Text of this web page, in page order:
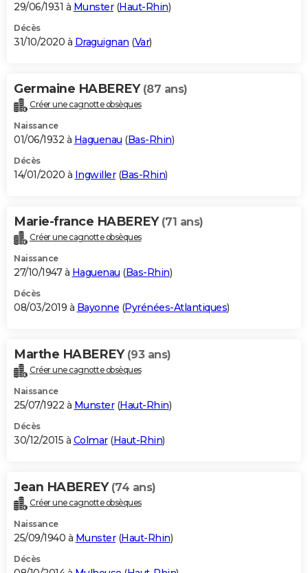
29/06/1931 à Munster(Haut-Rhin)
Décès
31/10/2020 à Draguignan (Var)
Germaine HABEREY (87 ans)
Créer une cagnotte obsèques
Naissance
01/06/1932 à Haguenau (Bas-Rhin)
Décès
14/01/2020 à Ingwiller(Bas-Rhin)
Marie-france HABEREY (71 ans)
Créer une cagnotte obsèques
Naissance
27/10/1947 à Haguenau (Bas-Rhin)
Décès
08/03/2019 à Bayonne (Pyrénées-Atlantiques)
Marthe HABEREY (93 ans)
Créer une cagnotte obsèques
Naissance
25/07/1922 à Munster(Haut-Rhin)
Décès
30/12/2015 à Colmar(Haut-Rhin)
Jean HABEREY (74 ans)
Créer une cagnotte obsèques
Naissance
25/09/1940 à Munster(Haut-Rhin)
Décès